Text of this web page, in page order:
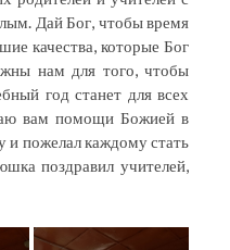
Дай Бог, чтобы время
качества, которые Бог
нам для того, чтобы
год станет для всех
вам помощи Божией в
и пожелал каждому стать
поздравил учителей,